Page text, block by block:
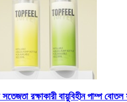
রক্ষাকারী বায়ুবিহীন পাম্প বোতল